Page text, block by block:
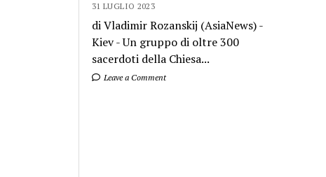
31 LUGLIO 2023
di Vladimir Rozanskij (AsiaNews) -
Kiev - Un gruppo di oltre 300
sacerdoti della Chiesa...
Leave a Comment